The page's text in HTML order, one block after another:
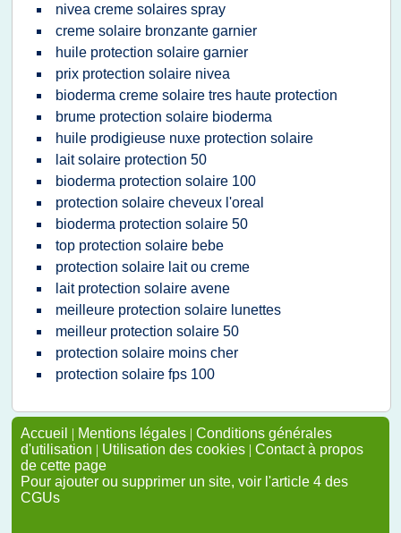
nivea creme solaires spray
creme solaire bronzante garnier
huile protection solaire garnier
prix protection solaire nivea
bioderma creme solaire tres haute protection
brume protection solaire bioderma
huile prodigieuse nuxe protection solaire
lait solaire protection 50
bioderma protection solaire 100
protection solaire cheveux l'oreal
bioderma protection solaire 50
top protection solaire bebe
protection solaire lait ou creme
lait protection solaire avene
meilleure protection solaire lunettes
meilleur protection solaire 50
protection solaire moins cher
protection solaire fps 100
Accueil | Mentions légales | Conditions générales
d'utilisation | Utilisation des cookies | Contact à propos
de cette page
Pour ajouter ou supprimer un site, voir l'article 4 des
CGUs